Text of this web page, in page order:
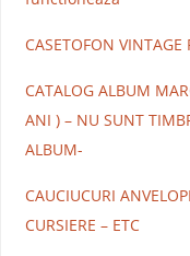
CASETOFON
CATALOG ALBUM
ANI ) – NU SUNT
ALBUM-
CAUCIUCURI
CURSIERE – ETC